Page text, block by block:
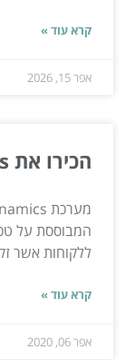
קרא עוד »
אפר 15, 2026
הכירו את Microsoft dynamics
המבוססת על
ללקוחות אשר
קרא עוד »
אפר 06, 2020